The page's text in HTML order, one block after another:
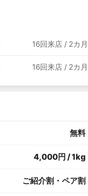
16回来店 / 2カ月
16回来店 / 2カ月
無料
4,000円 / 1kg
ご紹介割・ペア割